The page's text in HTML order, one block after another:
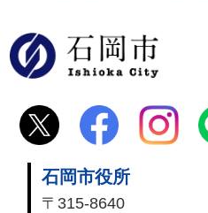
石岡市役所
〒315-8640